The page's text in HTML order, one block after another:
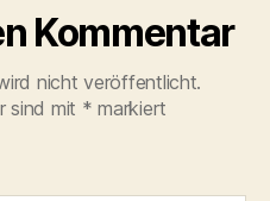
Kommentar
nicht veröffentlicht.
sind mit * markiert